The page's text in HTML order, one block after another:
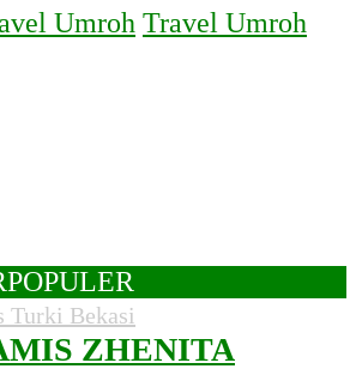
Umroh Travel Umroh
Turki Bekasi
ZHENITA